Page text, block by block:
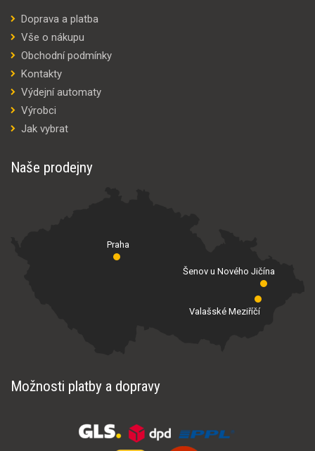
Doprava a platba
Vše o nákupu
Obchodní podmínky
Kontakty
Výdejní automaty
Výrobci
Jak vybrat
Naše prodejny
Praha
Valašské Meziříčí
Šenov u Nového Jičína
Možnosti platby a dopravy